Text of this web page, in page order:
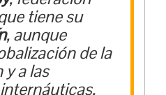
tiene su
, aunque
de la
a las